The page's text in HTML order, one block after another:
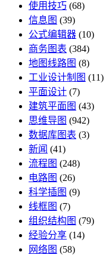
使用技巧 (68)
信息图 (39)
公式编辑器 (10)
商务图表 (384)
地图线路图 (8)
工业设计制图 (11)
平面设计 (7)
建筑平面图 (43)
思维导图 (942)
数据库图表 (3)
新闻 (41)
流程图 (248)
电路图 (26)
科学插图 (9)
线框图 (7)
组织结构图 (79)
经验分享 (14)
网络图 (58)